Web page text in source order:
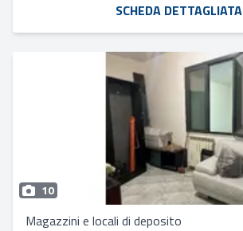
SCHEDA DETTAGLIATA
10
Magazzini e locali di deposito